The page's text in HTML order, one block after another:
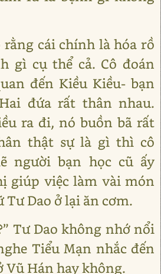
rằng cái chính là hóa rồ
gì cụ thể cả. Cô đoán
đến Kiều Kiều- bạn
đứa rất thân nhau.
ra đi, nó buồn bã rất
thật sự là gì thì cô
người bạn học cũ ấy
giúp việc làm vài món
Tư Dao ở lại ăn cơm.
Tư Dao không nhớ nổi
Tiểu Mạn nhắc đến
Vũ Hán hay không.